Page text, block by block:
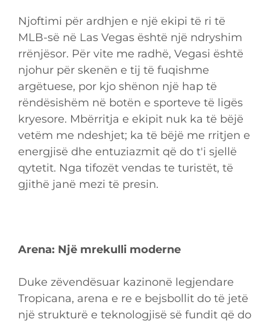
Njoftimi për ardhjen e një ekipi të ri të
MLB-së në Las Vegas është një ndryshim
rrënjësor. Për vite me radhë, Vegasi është
njohur për skenën e tij të fuqishme
argëtuese, por kjo shënon një hap të
rëndësishëm në botën e sporteve të ligës
kryesore. Mbërritja e ekipit nuk ka të bëjë
vetëm me ndeshjet; ka të bëjë me rritjen e
energjisë dhe entuziazmit që do t'i sjellë
qytetit. Nga tifozët vendas te turistët, të
gjithë janë mezi të presin.
Arena: Një mrekulli moderne
Duke zëvendësuar kazinonë legjendare
Tropicana, arena e re e bejsbollit do të jetë
një strukturë e teknologjisë së fundit që do